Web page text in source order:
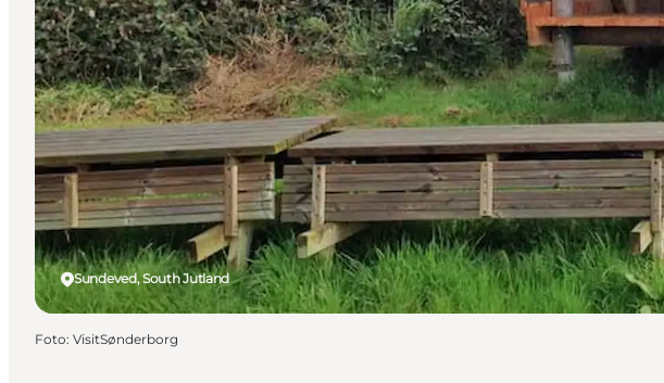
Sundeved, South Jutland
Foto: VisitSønderborg